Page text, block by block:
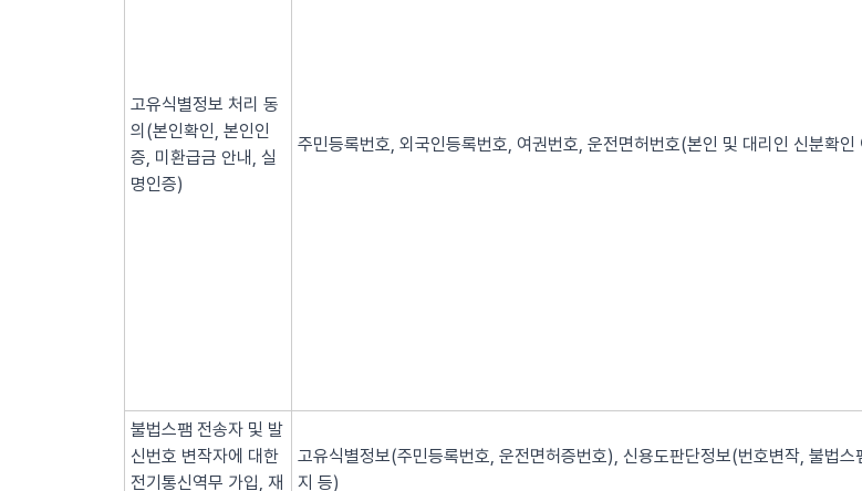
고유식별정보 처리 동
의(본인확인, 본인인
증, 미환급금 안내, 실
명인증)
주민등록번호, 외국인등록번호, 여권번호, 운전면허번호(본인 및 대리인 신분확인
불법스팸 전송자 및 발
신번호 변작자에 대한
전기통신역무 가입, 재
고유식별정보(주민등록번호, 운전면허증번호), 신용도판단정보(번호변작, 불법
지 등)